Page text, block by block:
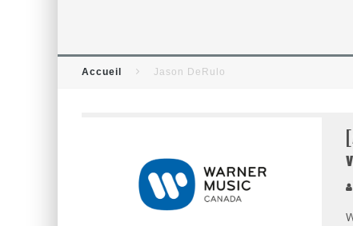
[CRITIQUE FILM] JUSTICE
Accueil Jason DeRulo